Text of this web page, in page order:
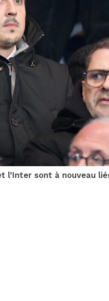
l’Inter sont à nouveau